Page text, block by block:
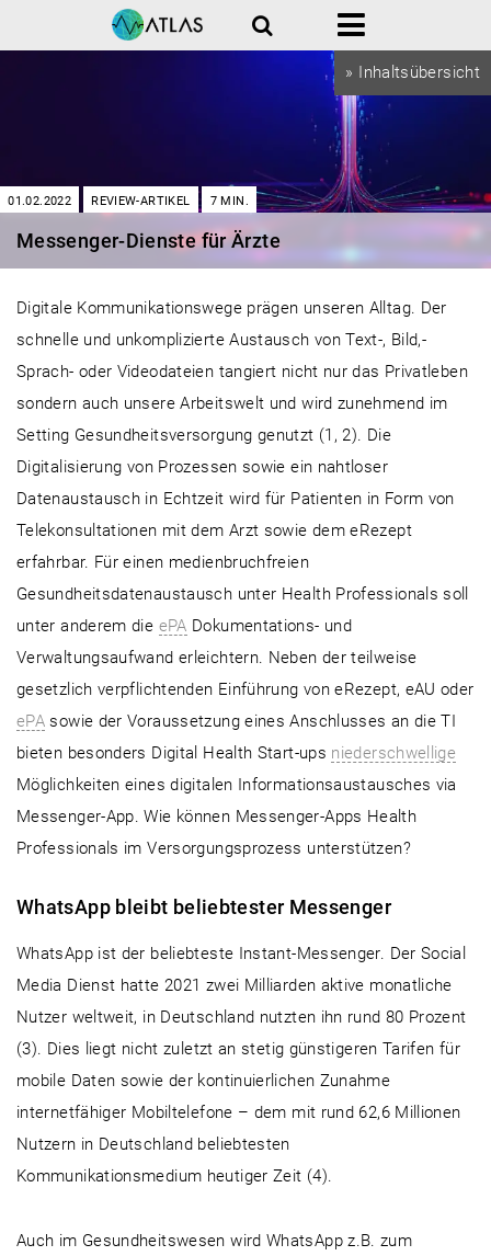
» Inhaltsübersicht
Suche Menü
01.02.2022 REVIEW-ARTIKEL 7 MIN.
Messenger-Dienste für Ärzte
Digitale Kommunikationswege prägen unseren Alltag. Der
schnelle und unkomplizierte Austausch von Text-, Bild,-
Sprach- oder Videodateien tangiert nicht nur das Privatleben
sondern auch unsere Arbeitswelt und wird zunehmend im
Setting Gesundheitsversorgung genutzt (1, 2). Die
Digitalisierung von Prozessen sowie ein nahtloser
Datenaustausch in Echtzeit wird für Patienten in Form von
Telekonsultationen mit dem Arzt sowie dem eRezept
erfahrbar. Für einen medienbruchfreien
Gesundheitsdatenaustausch unter Health Professionals soll
unter anderem die ePA Dokumentations- und
Verwaltungsaufwand erleichtern. Neben der teilweise
gesetzlich verpflichtenden Einführung von eRezept, eAU oder
ePA sowie der Voraussetzung eines Anschlusses an die TI
bieten besonders Digital Health Start-ups niederschwellige
Möglichkeiten eines digitalen Informationsaustausches via
Messenger-App. Wie können Messenger-Apps Health
Professionals im Versorgungsprozess unterstützen?
WhatsApp bleibt beliebtester Messenger
WhatsApp ist der beliebteste Instant-Messenger. Der Social
Media Dienst hatte 2021 zwei Milliarden aktive monatliche
Nutzer weltweit, in Deutschland nutzten ihn rund 80 Prozent
(3). Dies liegt nicht zuletzt an stetig günstigeren Tarifen für
mobile Daten sowie der kontinuierlichen Zunahme
internetfähiger Mobiltelefone – dem mit rund 62,6 Millionen
Nutzern in Deutschland beliebtesten
Kommunikationsmedium heutiger Zeit (4).
Auch im Gesundheitswesen wird WhatsApp z.B. zum